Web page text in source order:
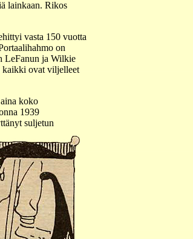
lainkaan. Rikos
vasta 150 vuotta
on
LeFanun ja Wilkie
kaikki ovat viljelleet
koko
1939
suljetun